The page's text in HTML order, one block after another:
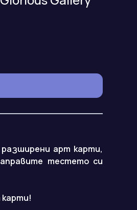
арт карти,
тестето си